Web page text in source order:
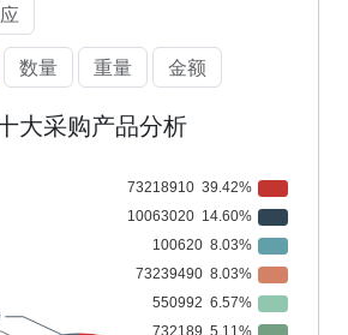
数量 重量 金额
大采购产品分析